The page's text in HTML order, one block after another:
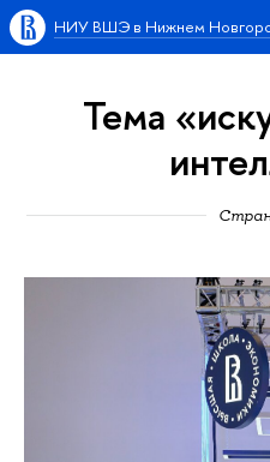
НИУ ВШЭ в Нижнем
Тема